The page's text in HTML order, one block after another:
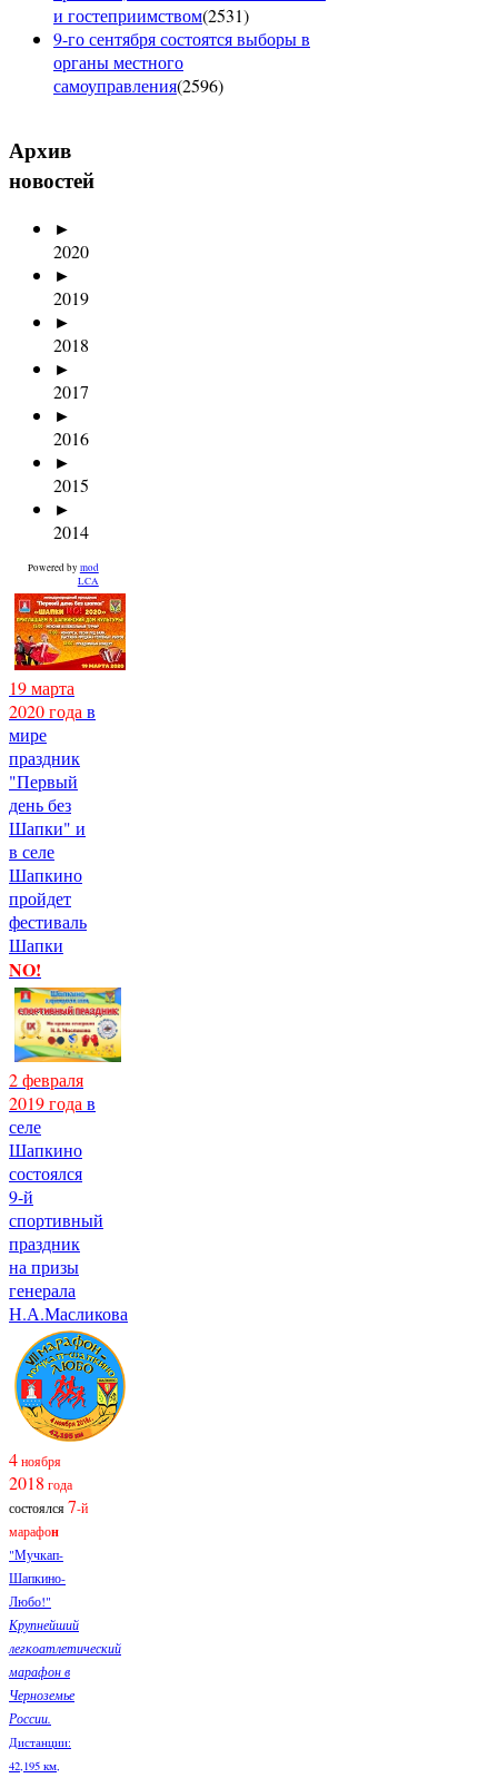
и гостеприимством(2531)
9-го сентября состоятся выборы в
органы местного
самоуправления(2596)
Архив
новостей
►
2020
►
2019
►
2018
►
2017
►
2016
►
2015
►
2014
Powered by mod
LCA
19 марта
2020 года в
мире
праздник
"Первый
день без
Шапки" и
в селе
Шапкино
пройдет
фестиваль
Шапки
NO!
2 февраля
2019 года в
селе
Шапкино
состоялся
9-й
спортивный
праздник
на призы
генерала
Н.А.Масликова
4ноября
2018 года
состоялся7-й
марафон
"Мучкап-
Шапкино-
Любо!"
Крупнейший
легкоатлетический
марафон в
Черноземье
России.
Дистанции:
42,195 км,